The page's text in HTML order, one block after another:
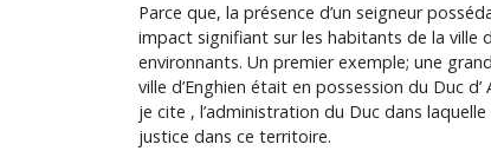
Parce que, la présence d’un seigneur
impact signifiant sur les habitants de la ville
environnants. Un premier exemple; une
ville d’Enghien était en possession du Duc
je cite , l’administration du Duc dans
justice dans ce territoire.